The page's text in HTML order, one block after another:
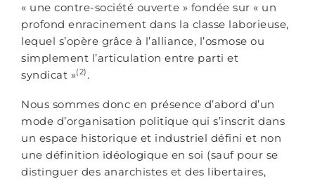
« une contre-société ouverte » fondée sur « un
profond enracinement dans la classe laborieuse,
lequel s’opère grâce à l’alliance, l’osmose ou
simplement l’articulation entre parti et
syndicat »(2) .
Nous sommes donc en présence d’abord d’un
mode d’organisation politique qui s’inscrit dans
un espace historique et industriel défini et non
une définition idéologique en soi (sauf pour se
distinguer des anarchistes et des libertaires,